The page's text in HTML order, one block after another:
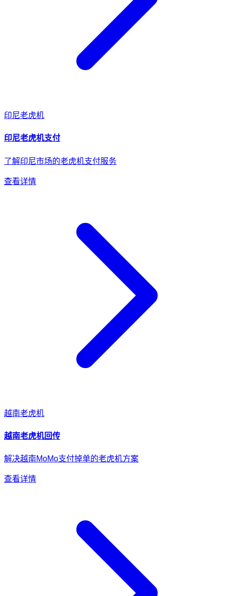
印尼老虎机
印尼老虎机支付
了解印尼市场的老虎机支付服务
查看详情
越南老虎机
越南老虎机回传
解决越南MoMo支付掉单的老虎机方案
查看详情